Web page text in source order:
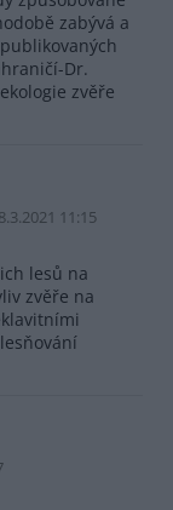
zabývá a
Dr.
zvěře
11:15
lesů na
zvěře na